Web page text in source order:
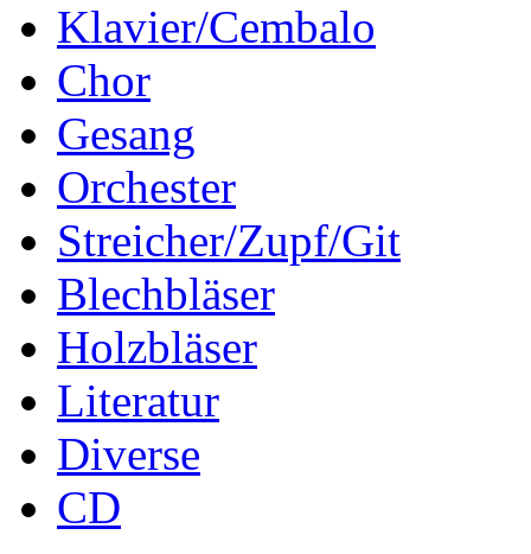
Klavier/Cembalo
Chor
Gesang
Orchester
Streicher/Zupf/Git
Blechbläser
Holzbläser
Literatur
Diverse
CD